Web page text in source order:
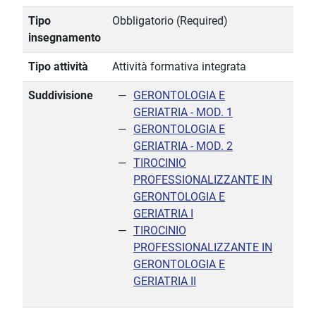
Tipo
insegnamento
Obbligatorio (Required)
Tipo attività Attività formativa integrata
Suddivisione
GERONTOLOGIA E
GERIATRIA - MOD. 1
GERONTOLOGIA E
GERIATRIA - MOD. 2
TIROCINIO
PROFESSIONALIZZANTE IN
GERONTOLOGIA E
GERIATRIA I
TIROCINIO
PROFESSIONALIZZANTE IN
GERONTOLOGIA E
GERIATRIA II